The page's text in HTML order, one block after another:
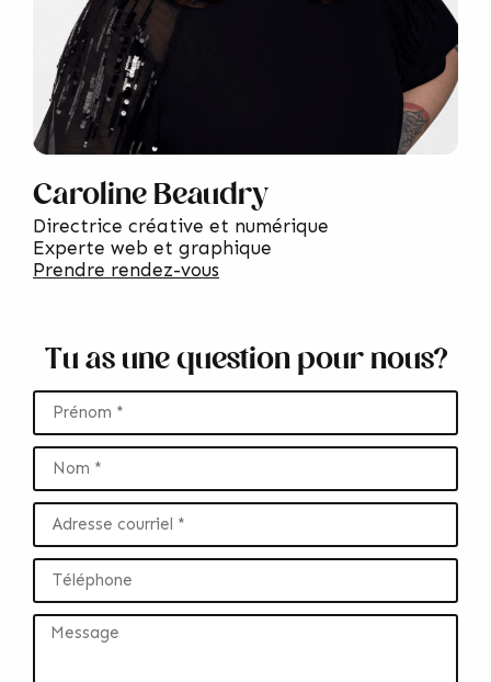
Caroline Beaudry
Directrice créative et numérique
Experte web et graphique
Prendre rendez-vous
Tu as une question pour nous?